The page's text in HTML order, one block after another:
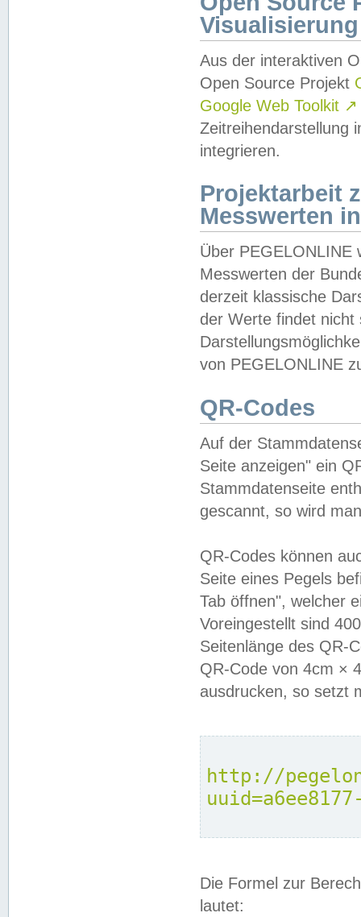
Visualisierung
Aus der interaktiven
Open Source Projekt
Google Web Toolkit ↗
Zeitreihendarstellung
integrieren.
Projektarbeit
Messwerten
Über PEGELONLINE
Messwerten der
derzeit klassische
der Werte findet
von PEGELONLINE
QR-Codes
Auf der
Seite anzeigen" ein
Stammdatenseite
gescannt, so wird
QR-Codes können
Seite eines Pegels
Tab öffnen", welcher
Voreingestellt sind
Seitenlänge des QR-
QR-Code von 4cm ×
ausdrucken, so setzt
http://
Die Formel zur
lautet: